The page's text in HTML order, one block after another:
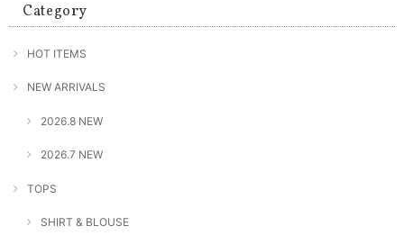
Category
HOT ITEMS
NEW ARRIVALS
2026.8 NEW
2026.7 NEW
TOPS
SHIRT & BLOUSE